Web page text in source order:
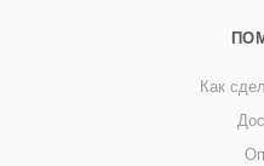
Как